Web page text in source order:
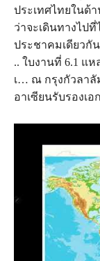
ประเทศไทยในด้
ว่าจะเดินทางไป
ประชาคมเดียว
.. ใบงานที่ 6.1 แ
เ… ณ กรุงกัวลาลั
อาเซียนรับรองเ